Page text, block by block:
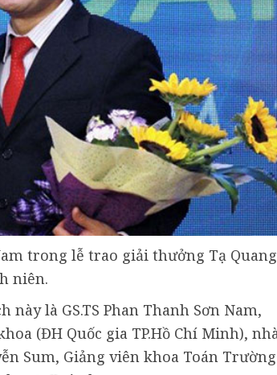
trong lễ trao giải thưởng Tạ Quang
niên.
là GS.TS Phan Thanh Sơn Nam,
(ĐH Quốc gia TP.Hồ Chí Minh),
Sum, Giảng viên khoa Toán Trường